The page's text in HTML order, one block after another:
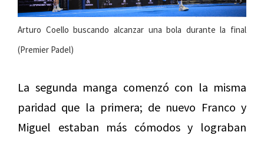
Arturo Coello buscando alcanzar una bola durante la final
(Premier Padel)
La segunda manga comenzó con la misma
paridad que la primera; de nuevo Franco y
Miguel estaban más cómodos y lograban